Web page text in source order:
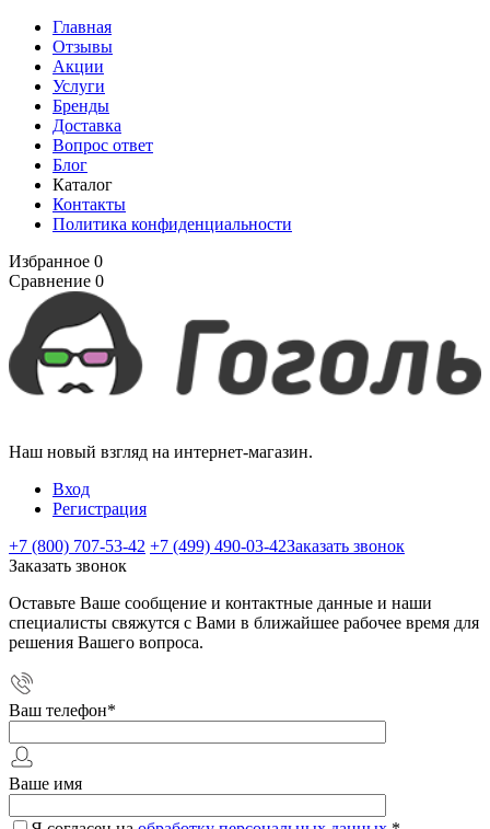
Главная
Отзывы
Акции
Услуги
Бренды
Доставка
Вопрос ответ
Блог
Каталог
Контакты
Политика конфиденциальности
Избранное 0
Сравнение 0
Наш новый взгляд на интернет-магазин.
Вход
Регистрация
+7 (800) 707-53-42 +7 (499) 490-03-42Заказать звонок
Заказать звонок
Оставьте Ваше сообщение и контактные данные и наши
специалисты свяжутся с Вами в ближайшее рабочее время для
решения Вашего вопроса.
Ваш телефон*
Ваше имя